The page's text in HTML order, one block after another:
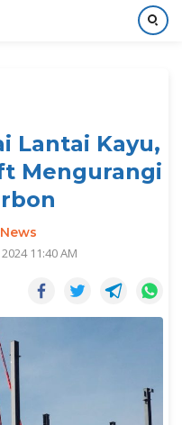
Lantai Kayu,
Mengurangi
News
11:40 AM